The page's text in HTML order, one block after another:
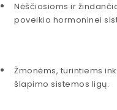
Nėščiosioms ir
poveikio hormoninei
Žmonėms, turintiems
šlapimo sistemos ligų.